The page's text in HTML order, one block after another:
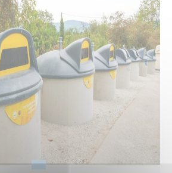
Publications